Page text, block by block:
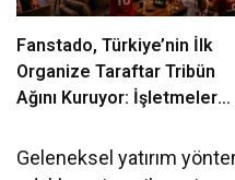
Fanstado, Türkiye’nin İlk
Organize Taraftar Tribün
Ağını Kuruyor: İşletmeler
Geleneksel yatırım